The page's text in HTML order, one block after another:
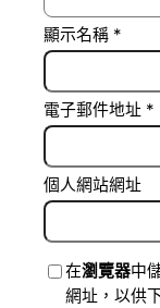
顯示名稱 *
電子郵件地址 *
個人網站網址
在瀏覽器中
網址，以供